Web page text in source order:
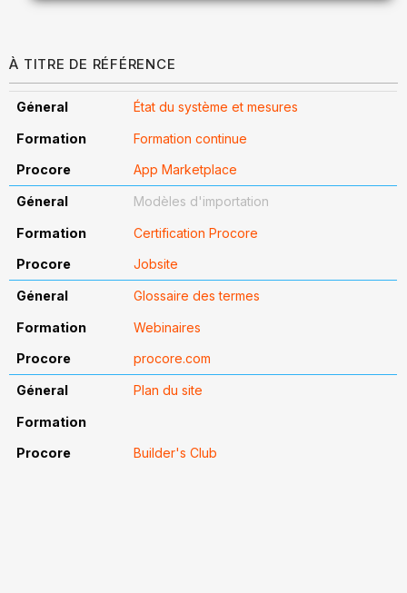
À TITRE DE RÉFÉRENCE
État du système et mesures
Formation continue
App Marketplace
Modèles d'importation
Certification Procore
Jobsite
Glossaire des termes
Webinaires
procore.com
Plan du site
Builder's Club